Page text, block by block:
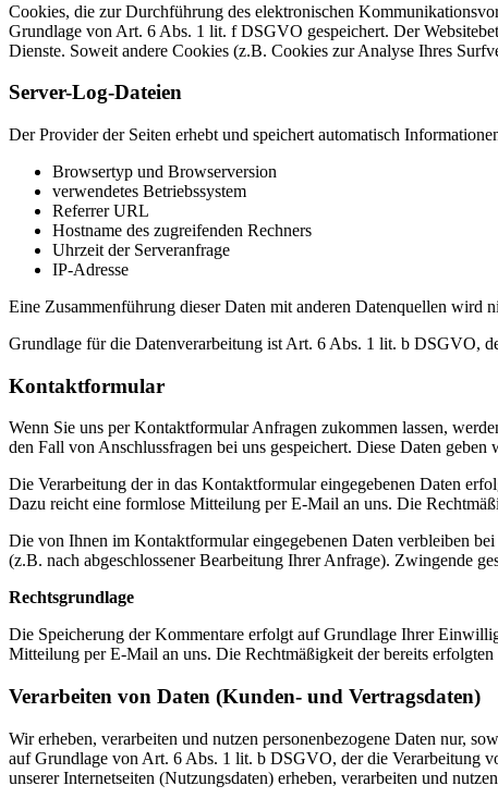
Cookies, die zur Durchführung des elektronischen
Grundlage von Art. 6 Abs. 1 lit. f DSGVO gespeichert. Der
Dienste. Soweit andere Cookies (z.B. Cookies zur Analyse Ihres
Server-Log-Dateien
Der Provider der Seiten erhebt und speichert automatisch
Browsertyp und Browserversion
verwendetes Betriebssystem
Referrer URL
Hostname des zugreifenden Rechners
Uhrzeit der Serveranfrage
IP-Adresse
Eine Zusammenführung dieser Daten mit anderen Datenquellen wird
Grundlage für die Datenverarbeitung ist Art. 6 Abs. 1 lit. b DSGVO,
Kontaktformular
Wenn Sie uns per Kontaktformular Anfragen zukommen lassen,
den Fall von Anschlussfragen bei uns gespeichert. Diese Daten
Die Verarbeitung der in das Kontaktformular eingegebenen Daten
Dazu reicht eine formlose Mitteilung per E-Mail an uns. Die
Die von Ihnen im Kontaktformular eingegebenen Daten verbleiben
(z.B. nach abgeschlossener Bearbeitung Ihrer Anfrage). Zwingende
Rechtsgrundlage
Die Speicherung der Kommentare erfolgt auf Grundlage Ihrer
Mitteilung per E-Mail an uns. Die Rechtmäßigkeit der bereits
Verarbeiten von Daten (Kunden- und Vertragsdaten)
Wir erheben, verarbeiten und nutzen personenbezogene Daten nur,
auf Grundlage von Art. 6 Abs. 1 lit. b DSGVO, der die Verarbeitung
unserer Internetseiten (Nutzungsdaten) erheben, verarbeiten und